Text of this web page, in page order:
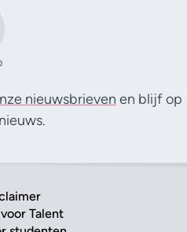
nieuwsbrieven en blijf op
Talent